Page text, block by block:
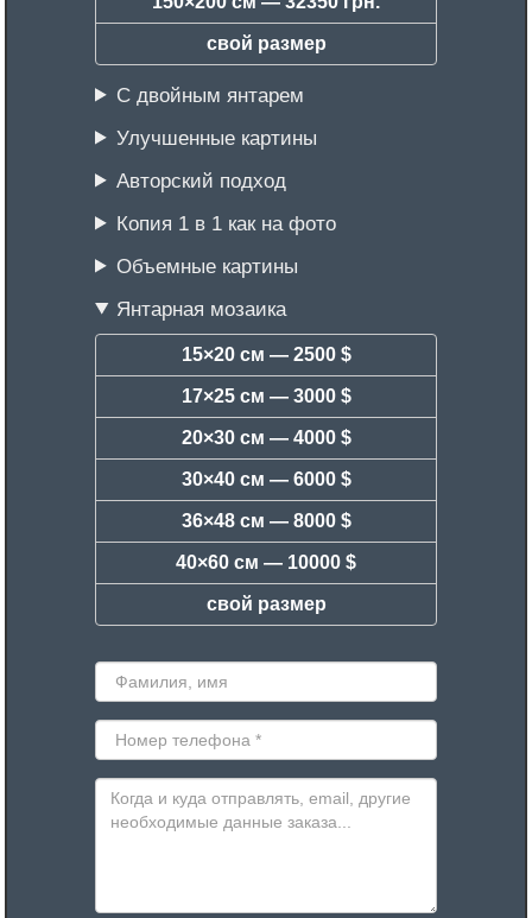
свой размер
С двойным янтарем
Улучшенные картины
Авторский подход
Копия 1 в 1 как на фото
Объемные картины
Янтарная мозаика
15×20 см — 2500 $
17×25 см — 3000 $
20×30 см — 4000 $
30×40 см — 6000 $
36×48 см — 8000 $
40×60 см — 10000 $
свой размер